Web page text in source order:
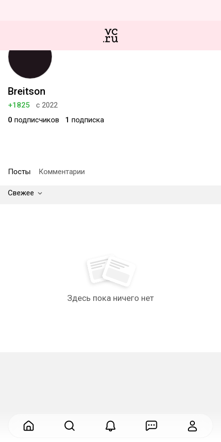
Breitson
+1825
с 2022
0 подписчиков 1 подписка
Посты Комментарии
Свежее
Здесь пока ничего нет